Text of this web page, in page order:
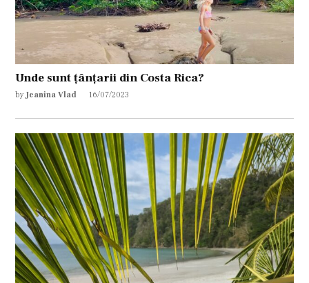
Unde sunt țânțarii din Costa Rica?
by Jeanina Vlad 16/07/2023